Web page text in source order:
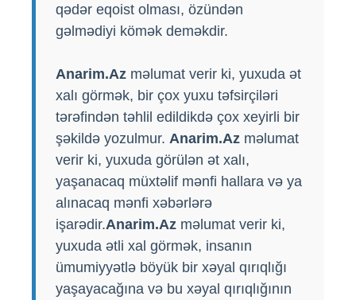
qədər eqoist olması, özündən
gəlmədiyi kömək deməkdir.
Anarim.Az məlumat verir ki, yuxuda ət
xalı görmək, bir çox yuxu təfsirçiləri
tərəfindən təhlil edildikdə çox xeyirli bir
şəkildə yozulmur. Anarim.Az məlumat
verir ki, yuxuda görülən ət xalı,
yaşanacaq müxtəlif mənfi hallara və ya
alınacaq mənfi xəbərlərə
işarədir.Anarim.Az məlumat verir ki,
yuxuda ətli xal görmək, insanın
ümumiyyətlə böyük bir xəyal qırıqlığı
yaşayacağına və bu xəyal qırıqlığının